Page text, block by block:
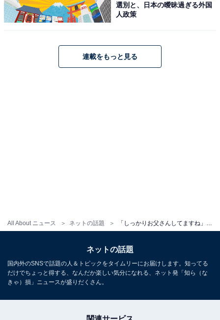
All About ニュース ネットの話題 「しっかりお父さんしてますね」小島よしお、息子との親子ショット公開「普通のお父さんピーヤすぎるー！」
選別と、日本の曖昧過ぎる外国
人政策
連載をもっと見る
ネットの話題
国内外のSNSで話題の人＆トピックをタイムリーにお届けします。知ってる
だけでちょっと得する、なんだか楽しい気分になれる、ネット発「知ら（な
きゃ）損」ニュースが盛りだくさん。